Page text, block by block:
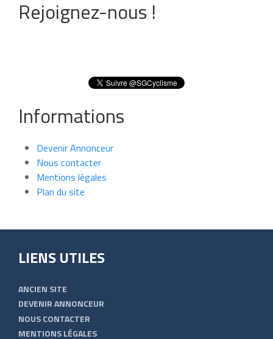
Rejoignez-nous !
Informations
Devenir Annonceur
Nous contacter
Mentions légales
Plan du site
LIENS UTILES
ANCIEN SITE
DEVENIR ANNONCEUR
NOUS CONTACTER
MENTIONS LÉGALES